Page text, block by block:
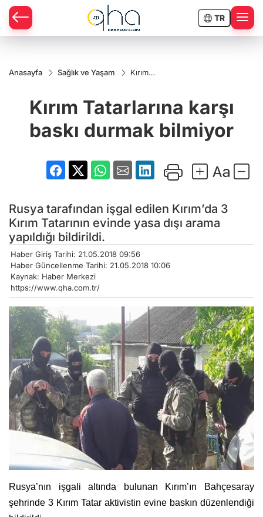
TR
Anasayfa Sağlık ve Yaşam
Kırım
baskı
durmak
Kırım Tatarlarına karşı
baskı durmak bilmiyor
Rusya tarafından işgal edilen Kırım’da 3
Kırım Tatarının evinde yasa dışı arama
yapıldığı bildirildi.
Haber Giriş Tarihi: 21.05.2018 09:56
Haber Güncellenme Tarihi: 21.05.2018 10:06
Kaynak: Haber Merkezi
https://www.qha.com.tr/
Rusya’nın işgali altında bulunan Kırım’ın Bahçesaray
şehrinde 3 Kırım Tatar aktivistin evine baskın düzenlendiği